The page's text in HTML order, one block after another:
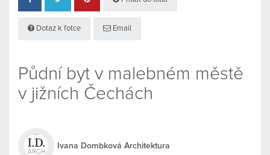
Dotaz k fotce Email
Půdní byt v malebném městě
v jižních Čechách
Ivana Dombková Architektura